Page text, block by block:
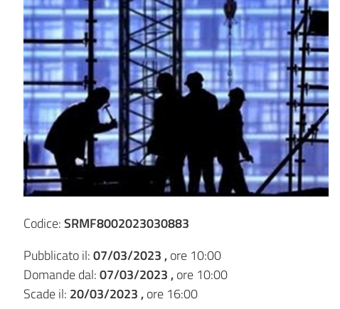
Codice:SRMF8002023030883
Pubblicato il:07/03/2023 ,ore 10:00
Domande dal:07/03/2023 ,ore 10:00
Scade il: 20/03/2023 ,ore 16:00